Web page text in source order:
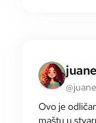
Ovo je
maštu u